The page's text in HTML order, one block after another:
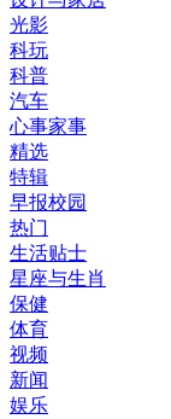
光影
科玩
科普
汽车
心事家事
精选
特辑
早报校园
热门
生活贴士
星座与生肖
保健
体育
视频
新闻
娱乐